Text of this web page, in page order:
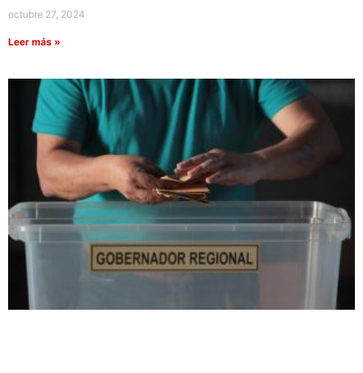
octubre 27, 2024
Leer más »